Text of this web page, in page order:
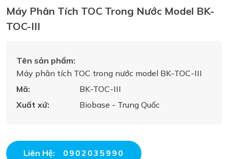
Máy Phân Tích TOC Trong Nước Model BK-
TOC-III
Tên sản phẩm:
Máy phân tích TOC trong nước model BK-TOC-III
Mã:
BK-TOC-III
Xuất xứ:
Biobase - Trung Quốc
Liên Hệ: 0902035990